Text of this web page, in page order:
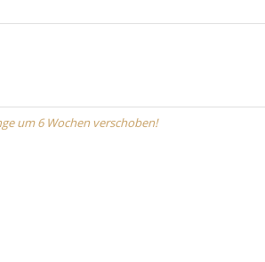
um 6 Wochen verschoben!